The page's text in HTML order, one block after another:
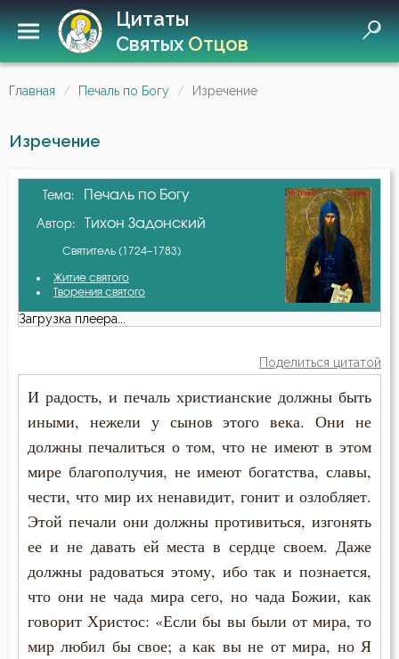
Цитаты
СвятыхОтцов
Главная Печаль по Богу Изречение
Изречение
Тема: Печаль по Богу
Автор: Тихон Задонский
Святитель (1724–1783)
Житие святого
Творения святого
Загрузка плеера...
Поделиться цитатой
И радость, и печаль христианские должны быть
иными, нежели у сынов этого века. Они не
должны печалиться о том, что не имеют в этом
мире благополучия, не имеют богатства, славы,
чести, что мир их ненавидит, гонит и озлобляет.
Этой печали они должны противиться, изгонять
ее и не давать ей места в сердце своем. Даже
должны радоваться этому, ибо так и познается,
что они не чада мира сего, но чада Божии, как
говорит Христос: «Если бы вы были от мира, то
мир любил бы свое; а как вы не от мира, но Я